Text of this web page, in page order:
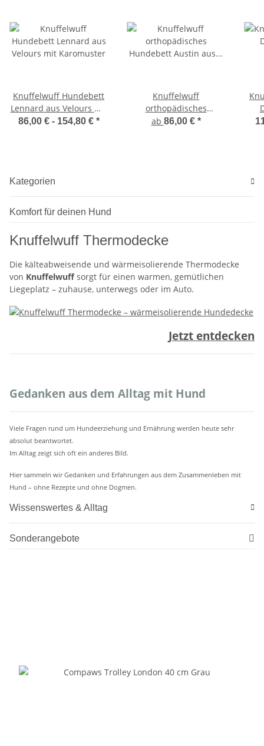
Knuffelwuff Hundebett
Lennard aus Velours mit
Karomuster
86,00 € - 154,80 € *
Knuffelwuff
orthopädisches
Hundebett Austin aus
ab 86,00 € *
Kategorien
Komfort für deinen Hund
Knuffelwuff Thermodecke
Die kälteabweisende und wärmeisolierende Thermodecke
von Knuffelwuffsorgt für einen warmen, gemütlichen
Liegeplatz – zuhause, unterwegs oder im Auto.
Jetzt entdecken
Gedanken aus dem Alltag mit Hund
Viele Fragen rund um Hundeerziehung und Ernährung werden heute sehr
absolut beantwortet.
Im Alltag zeigt sich oft ein anderes Bild.
Hier sammeln wir Gedanken und Erfahrungen aus dem Zusammenleben mit
Hund – ohne Rezepte und ohne Dogmen.
Wissenswertes & Alltag
Sonderangebote